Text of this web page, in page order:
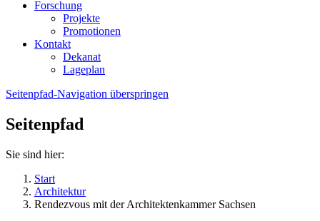
Forschung
Projekte
Promotionen
Kontakt
Dekanat
Lageplan
Seitenpfad-Navigation überspringen
Seitenpfad
Sie sind hier:
Start
Architektur
Rendezvous mit der Architektenkammer Sachsen